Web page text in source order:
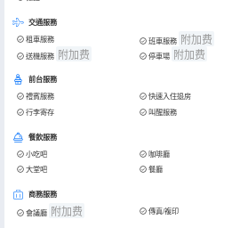
交通服務
租車服務 班車服務 附加费
送機服務 附加费 停車場 附加费
前台服務
禮賓服務 快速入住退房
行李寄存
叫醒服務
餐飲服務
小吃吧 咖啡廳
大堂吧
餐廳
商務服務
會議廳 附加费 傳真/複印